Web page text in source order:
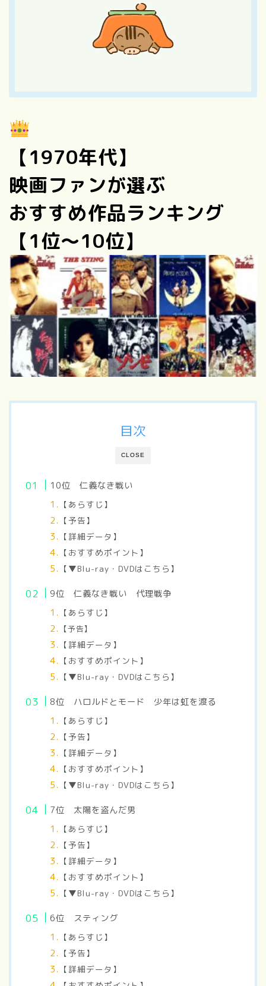
【1970年代】
映画ファンが選ぶ
おすすめ作品ランキング
【1位〜10位】
CLOSE
目次
10位 仁義なき戦い
【あらすじ】
【予告】
【詳細データ】
【おすすめポイント】
【▼Blu-ray・DVDはこちら】
9位仁義なき戦い 代理戦争
【あらすじ】
【予告】
【詳細データ】
【おすすめポイント】
【▼Blu-ray・DVDはこちら】
8位 ハロルドとモード 少年は虹を渡る
【あらすじ】
【予告】
【詳細データ】
【おすすめポイント】
【▼Blu-ray・DVDはこちら】
7位 太陽を盗んだ男
【あらすじ】
【予告】
【詳細データ】
【おすすめポイント】
【▼Blu-ray・DVDはこちら】
6位 スティング
【あらすじ】
【予告】
【詳細データ】